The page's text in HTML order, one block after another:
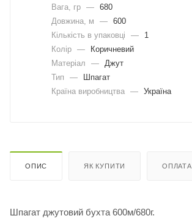
Вага, гр — 680
Довжина, м
— 600
Кількість в упаковці
—
1
Колір —
Коричневий
Матеріал
—
Джут
Тип
—
Шпагат
Країна виробництва — Україна
ОПИС ЯК КУПИТИ ОПЛАТА
Шпагат джутовий бухта 600м/680г.